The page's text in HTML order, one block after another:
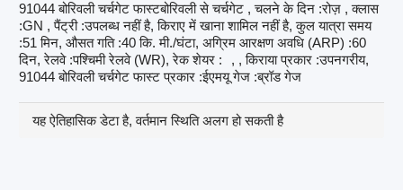
91044 बोरिवली चर्चगेट फास्टबोरिवली से चर्चगेट , चलने के दिन :रोज़ , क्लास
:GN , पैंट्री :उपलब्ध नहीं है, किराए में खाना शामिल नहीं है, कुल यात्रा समय
:51 मिन, औसत गति :40 कि. मी./घंटा, अग्रिम आरक्षण अवधि (ARP) :60
दिन, रेलवे :पश्चिमी रेलवे (WR), रेक शेयर :
, , किराया प्रकार :उपनगरीय,
91044 बोरिवली चर्चगेट फास्ट प्रकार :ईएमयू गेज :ब्रॉड गेज
यह ऐतिहासिक डेटा है, वर्तमान स्थिति अलग हो सकती है